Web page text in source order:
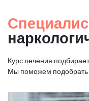
Курс лечения
Мы поможем подобрать